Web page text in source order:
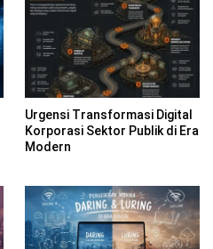
Urgensi Transformasi Digital
Korporasi Sektor Publik di Era
Modern